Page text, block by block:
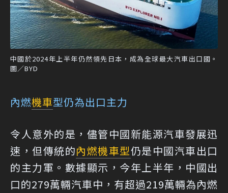
中國於2024年上半年仍然領先日本，成為全球最大汽車出口國。
圖／BYD
內燃機車型仍為出口主力
令人意外的是，儘管中國新能源汽車發展迅
速，但傳統的內燃機車型仍是中國汽車出口
的主力軍。數據顯示，今年上半年，中國出
口的279萬輛汽車中，有超過219萬輛為內燃